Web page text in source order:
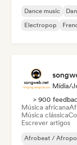
Dance music
Electropop
Mídia/
> 900
Música africana
Música clássica
Escrever artigos
Afrobeat /